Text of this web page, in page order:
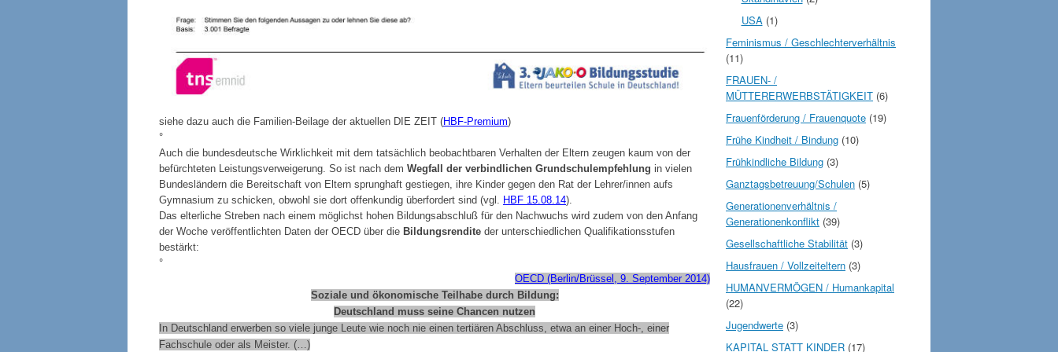
siehe dazu auch die Familien-Beilage der aktuellen DIE ZEIT (HBF-Premium)
°
Auch die bundesdeutsche Wirklichkeit mit dem tatsächlich beobachtbaren Verhalten der Eltern zeugen kaum von der
befürchteten Leistungsverweigerung. So ist nach dem Wegfall der verbindlichen Grundschulempfehlung in vielen
Bundesländern die Bereitschaft von Eltern sprunghaft gestiegen, ihre Kinder gegen den Rat der Lehrer/innen aufs
Gymnasium zu schicken, obwohl sie dort offenkundig überfordert sind (vgl. HBF 15.08.14).
Das elterliche Streben nach einem möglichst hohen Bildungsabschluß für den Nachwuchs wird zudem von den Anfang
der Woche veröffentlichten Daten der OECD über die Bildungsrendite der unterschiedlichen Qualifikationsstufen
bestärkt:
°
OECD (Berlin/Brüssel, 9. September 2014)
Soziale und ökonomische Teilhabe durch Bildung:
Deutschland muss seine Chancen nutzen
In Deutschland erwerben so viele junge Leute wie noch nie einen tertiären Abschluss, etwa an einer Hoch-, einer
Fachschule oder als Meister. (…)
USA(1)
Feminismus / Geschlechterverhältnis
(11)
FRAUEN- /
MÜTTERERWERBSTÄTIGKEIT (6)
Frauenförderung / Frauenquote (19)
Frühe Kindheit / Bindung (10)
Frühkindliche Bildung (3)
Ganztagsbetreuung/Schulen (5)
Generationenverhältnis /
Generationenkonflikt (39)
Gesellschaftliche Stabilität (3)
Hausfrauen / Vollzeiteltern (3)
HUMANVERMÖGEN / Humankapital
(22)
Jugendwerte (3)
KAPITAL STATT KINDER (17)